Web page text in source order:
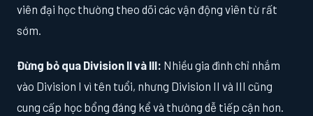
viên đại học thường theo dõi các vận động viên từ rất
sớm.
Đừng bỏ qua Division II và III: Nhiều gia đình chỉ nhắm
vào Division I vì tên tuổi, nhưng Division II và III cũng
cung cấp học bổng đáng kể và thường dễ tiếp cận hơn.